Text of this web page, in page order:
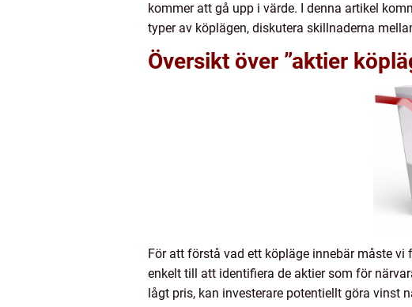
kommer att gå upp i värde. I denna artikel
typer av köplägen, diskutera skillnaderna
Översikt över ”aktier
För att förstå vad ett köpläge innebär måste
enkelt till att identifiera de aktier som för
lågt pris, kan investerare potentiellt göra vinst